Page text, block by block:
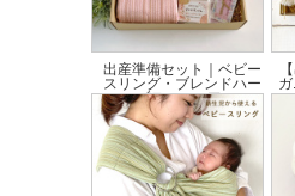
●手編みの編みぐるみ(ひなくいな)
かわいいくまのみのあみぐるみです。
沖縄の編みぐるみ作家さんが一つ一つ丁寧に
柔らかいガラガラなので、赤ちゃんの小さな
長く使っても錆びないように、長く遊んでも
ク製の鈴を選びました。
出産準備セット｜ベビー
スリング・ブレンドハー
ブティー・アロマ...
価格:16,140円(税込)